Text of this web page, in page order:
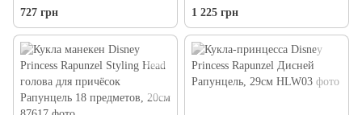
причёсок Ельза с расчёской,
727 грн
причёсок Эльза 17 предметов,
1 225 грн